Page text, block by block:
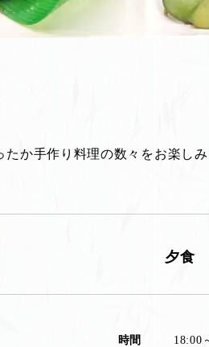
か手作り料理の数々をお楽しみ
夕食
時間 18:00